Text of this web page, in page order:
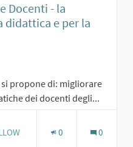
Docenti - la
didattica e per la
propone di: migliorare
dei docenti degli...
0 0